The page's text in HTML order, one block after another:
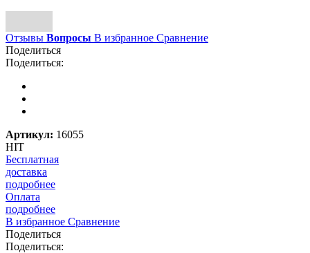
Отзывы Вопросы В избранное Сравнение
Поделиться
Поделиться:
Артикул: 16055
HIT
Бесплатная
доставка
подробнее
Оплата
подробнее
В избранное Сравнение
Поделиться
Поделиться: